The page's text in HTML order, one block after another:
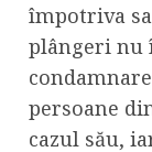
împotriva
plângeri nu
persoane
cazul său,